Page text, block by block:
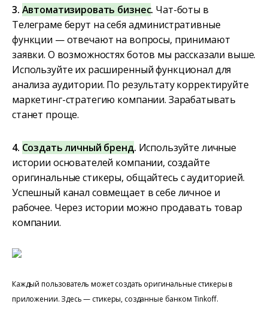
3. Автоматизировать бизнес. Чат-боты в
Телеграме берут на себя административные
функции — отвечают на вопросы, принимают
заявки. О возможностях ботов мы рассказали выше.
Используйте их расширенный функционал для
анализа аудитории. По результату корректируйте
маркетинг-стратегию компании. Зарабатывать
станет проще.
4. Создать личный бренд. Используйте личные
истории основателей компании, создайте
оригинальные стикеры, общайтесь с аудиторией.
Успешный канал совмещает в себе личное и
рабочее. Через истории можно продавать товар
компании.
Каждый пользователь может создать оригинальные стикеры в
приложении. Здесь — стикеры, созданные банком Tinkoff.